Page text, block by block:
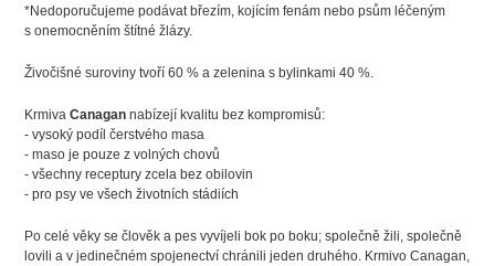
*Nedoporučujeme podávat březím, kojícím fenám nebo psům léčeným
s onemocněním štítné žlázy.
Živočišné suroviny tvoří 60 % a zelenina s bylinkami 40 %.
KrmivaCanagan nabízejí kvalitu bez kompromisů:
- vysoký podíl čerstvého masa
- maso je pouze z volných chovů
- všechny receptury zcela bez obilovin
- pro psy ve všech životních stádiích
Po celé věky se člověk a pes vyvíjeli bok po boku; společně žili, společně
lovili a v jedinečném spojenectví chránili jeden druhého. Krmivo Canagan,